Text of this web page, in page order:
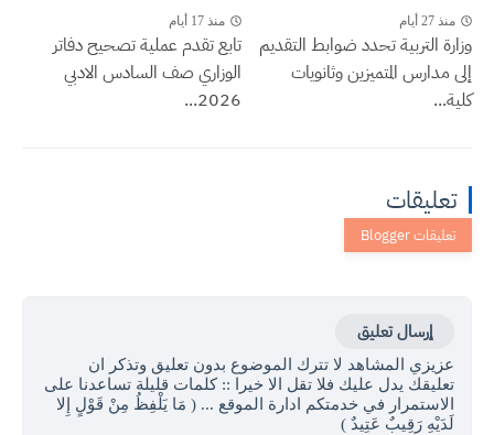
منذ 27 أيام
وزارة التربية تحدد ضوابط التقديم
إلى مدارس المتميزين وثانويات
كلية...
منذ 17 أيام
تابع تقدم عملية تصحيح دفاتر
الوزاري صف السادس الادبي
2026...
تعليقات
إرسال تعليق
عزيزي المشاهد لا تترك الموضوع بدون تعليق وتذكر ان
تعليقك يدل عليك فلا تقل الا خيرا :: كلمات قليلة تساعدنا على
الاستمرار في خدمتكم ادارة الموقع ... ( مَا يَلْفِظُ مِنْ قَوْلٍ إِلا
لَدَيْهِ رَقِيبٌ عَتِيدٌ )